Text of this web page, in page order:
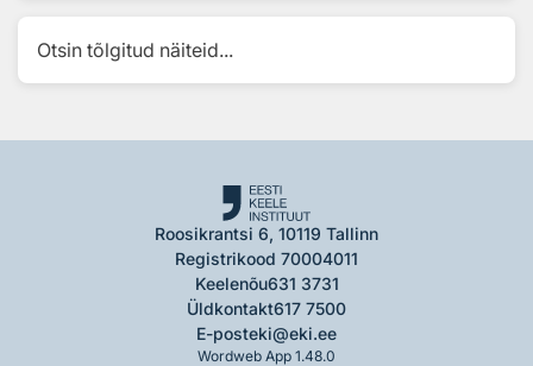
Otsin tõlgitud näiteid...
Roosikrantsi 6, 10119 Tallinn
Registrikood 70004011
Keelenõu631 3731
Üldkontakt617 7500
E-posteki@eki.ee
Wordweb App 1.48.0